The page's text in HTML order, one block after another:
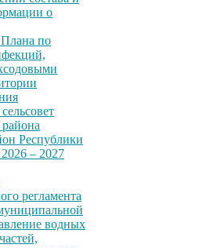
о
по
Республики
– 2027
регламента
водных